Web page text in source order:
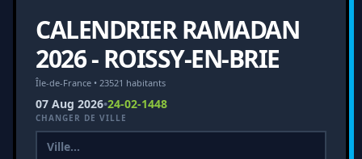
CALENDRIER RAMADAN
2026 - ROISSY-EN-BRIE
Île-de-France • 23521 habitants
07 Aug 2026•24-02-1448
CHANGER DE VILLE